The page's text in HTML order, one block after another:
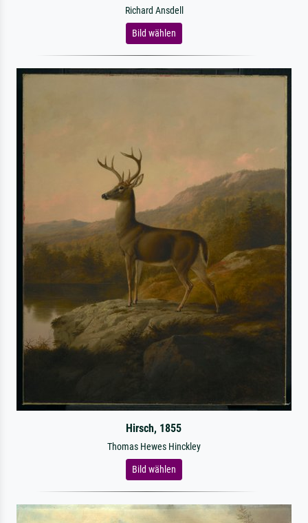
Richard Ansdell
Bild wählen
Hirsch, 1855
Thomas Hewes Hinckley
Bild wählen